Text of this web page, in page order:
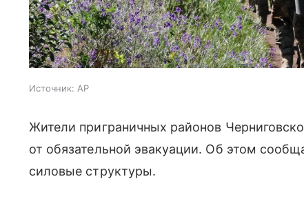
Источник: AP
Жители приграничных районов
от обязательной эвакуации. Об этом
силовые структуры.